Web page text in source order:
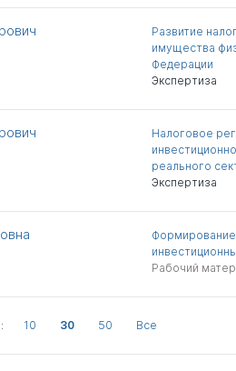
Развитие
имущества
Федерации
Экспертиза
Налоговое
реального
Экспертиза
Формирование
Рабочий
10 30 50 Все